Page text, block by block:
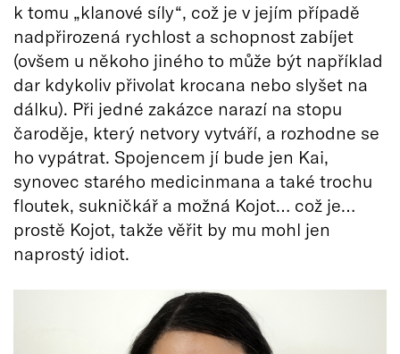
k tomu „klanové síly“, což je v jejím případě
nadpřirozená rychlost a schopnost zabíjet
(ovšem u někoho jiného to může být například
dar kdykoliv přivolat krocana nebo slyšet na
dálku). Při jedné zakázce narazí na stopu
čaroděje, který netvory vytváří, a rozhodne se
ho vypátrat. Spojencem jí bude jen Kai,
synovec starého medicinmana a také trochu
floutek, sukničkář a možná Kojot… což je…
prostě Kojot, takže věřit by mu mohl jen
naprostý idiot.